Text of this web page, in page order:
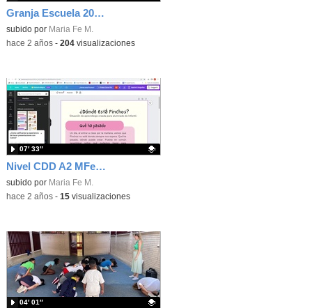
Granja Escuela 2023-24
Contenido educativo.
subido por Maria Fe M.
-hace 2 años- 204visualizaciones
Nivel CDD A2 MFe MP
Contenido educativo.
subido por Maria Fe M.
07′ 33″
-hace 2 años- 15visualizaciones
04′ 01″